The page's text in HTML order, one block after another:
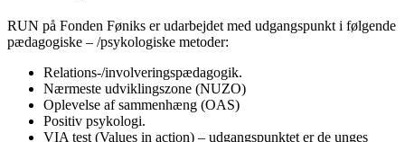
RUN på Fonden Føniks er udarbejdet med udgangspunkt i følgende
pædagogiske – /psykologiske metoder:
Relations-/involveringspædagogik.
Nærmeste udviklingszone (NUZO)
Oplevelse af sammenhæng (OAS)
Positiv psykologi.
VIA test (Values in action) – udgangspunktet er de unges